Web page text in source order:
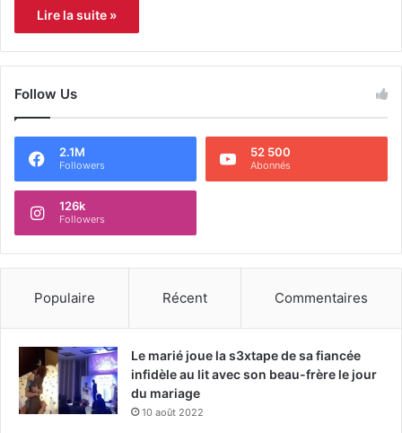
Lire la suite »
Follow Us
2.1M
Followers
52 500
Abonnés
126k
Followers
Populaire Récent Commentaires
Le marié joue la s3xtape de sa fiancée
infidèle au lit avec son beau-frère le jour
du mariage
10 août 2022